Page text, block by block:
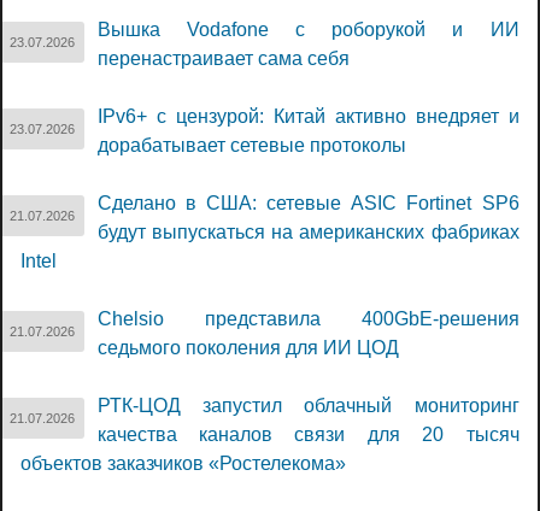
23.07.2026
Вышка Vodafone с роборукой и ИИ
перенастраивает сама себя
23.07.2026
IPv6+ с цензурой: Китай активно внедряет и
дорабатывает сетевые протоколы
21.07.2026
Сделано в США: сетевые ASIC Fortinet SP6
будут выпускаться на американских фабриках
Intel
21.07.2026
Chelsio представила 400GbE-решения
седьмого поколения для ИИ ЦОД
21.07.2026
РТК-ЦОД запустил облачный мониторинг
качества каналов связи для 20 тысяч
объектов заказчиков «Ростелекома»